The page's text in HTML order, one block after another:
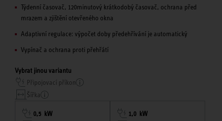
Týdenní časovač, 120minutový krátkodobý časovač, ochrana před
mrazem a zjištění otevřeného okna
Adaptivní regulace: výpočet doby předehřívání je automatický
Vypínač a ochrana proti přehřátí
Vybrat jinou variantu
Připojovací příkon
Šířka
0,5 kW
1,0 kW